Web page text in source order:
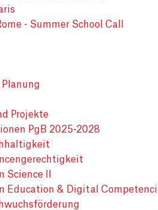
- Summer School Call
Projekte
PgB 2025-2028
Science II
Education & Digital